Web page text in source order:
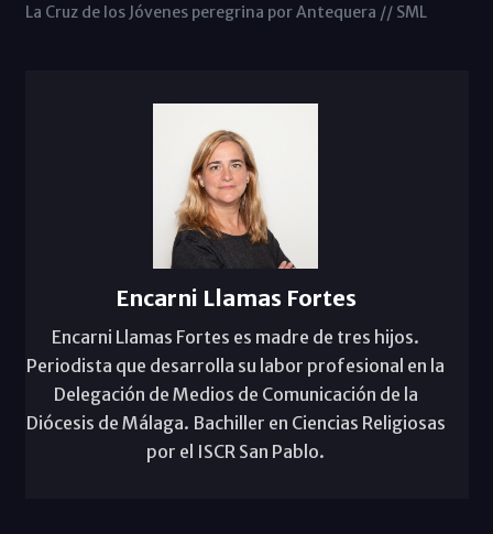
La Cruz de los Jóvenes peregrina por Antequera // SML
Encarni Llamas Fortes
Encarni Llamas Fortes es madre de tres hijos.
Periodista que desarrolla su labor profesional en la
Delegación de Medios de Comunicación de la
Diócesis de Málaga. Bachiller en Ciencias Religiosas
por el ISCR San Pablo.